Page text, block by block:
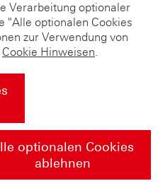
Verarbeitung optionaler
"Alle optionalen Cookies
zur Verwendung von
Cookie Hinweisen.
optionalen Cookies
ablehnen